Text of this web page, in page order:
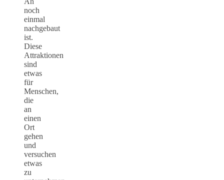
noch
einmal
nachgebaut
ist.
Diese
Attraktionen
sind
etwas
für
Menschen,
die
an
einen
Ort
gehen
und
versuchen
etwas
zu